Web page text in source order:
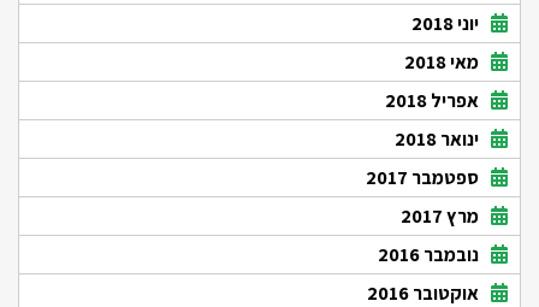
יוני 2018
מאי 2018
אפריל 2018
ינואר 2018
ספטמבר 2017
מרץ 2017
נובמבר 2016
אוקטובר 2016